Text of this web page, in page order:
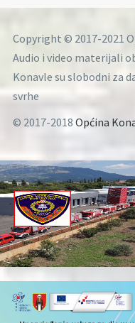
Copyright © 2017-2021
Audio i video materijali
Konavle su slobodni za
svrhe
© 2017-2018 Općina